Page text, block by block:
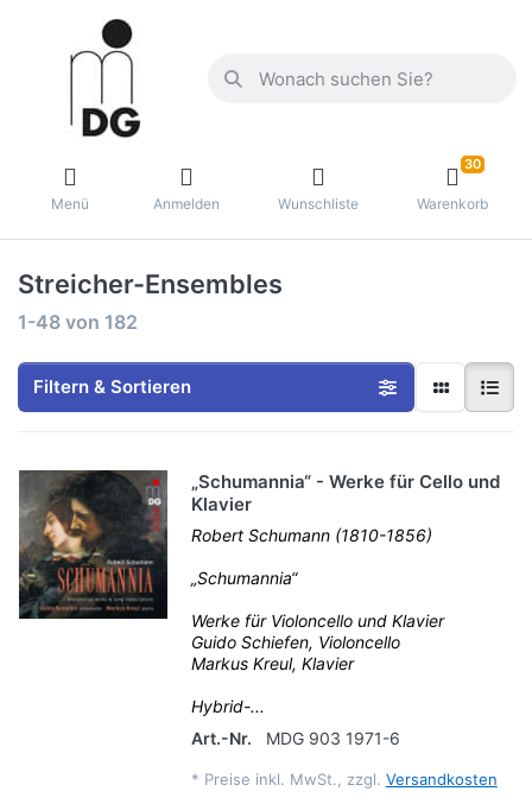
Menü Anmelden Wunschliste
30
Warenkorb
Streicher-Ensembles
1-48 von 182
Filtern & Sortieren
„Schumannia“ - Werke für Cello und
Klavier
Robert Schumann (1810-1856)
„Schumannia“
Werke für Violoncello und Klavier
Guido Schiefen, Violoncello
Markus Kreul, Klavier
Hybrid-...
Art.-Nr.
MDG 903 1971-6
* Preise inkl. MwSt., zzgl. Versandkosten